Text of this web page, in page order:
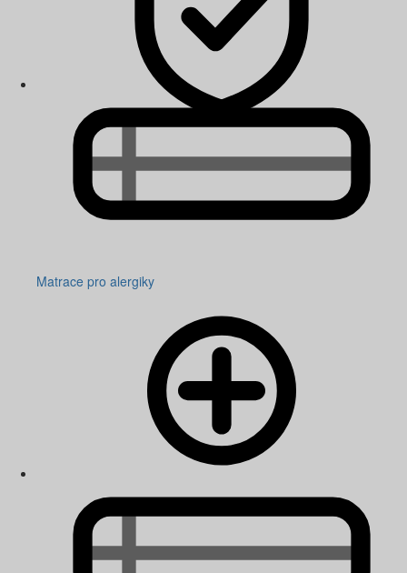
Matrace pro alergiky